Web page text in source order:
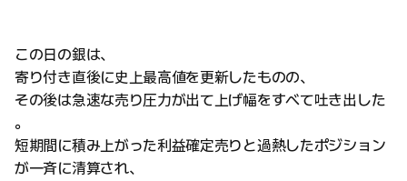
この日の銀は、
寄り付き直後に史上最高値を更新したものの、
その後は急速な売り圧力が出て上げ幅をすべて吐き出した
。
短期間に積み上がった利益確定売りと過熱したポジション
が一斉に清算され、